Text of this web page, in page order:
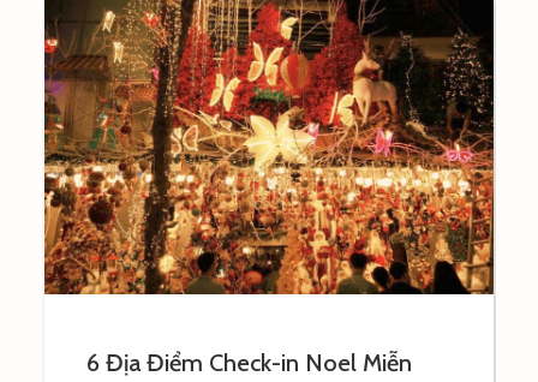
Checklist hoạt động trải nghiệm tại